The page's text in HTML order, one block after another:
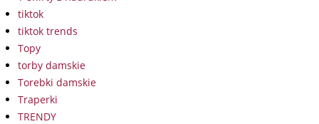
tiktok
tiktok trends
Topy
torby damskie
Torebki damskie
Traperki
TRENDY